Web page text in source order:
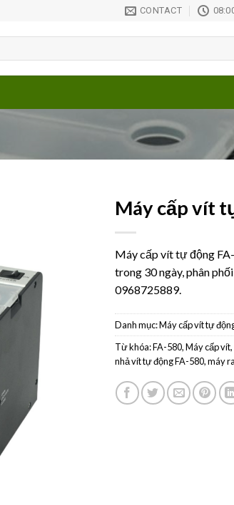
CONTACT
Máy cấp vít
Máy cấp vít tự động FA-
trong 30 ngày, phân
0968725889.
Danh mục:Máy cấp vít tự
Từ khóa:FA-580,Máy cấp vít,
nhả vít tự động FA-580,máy